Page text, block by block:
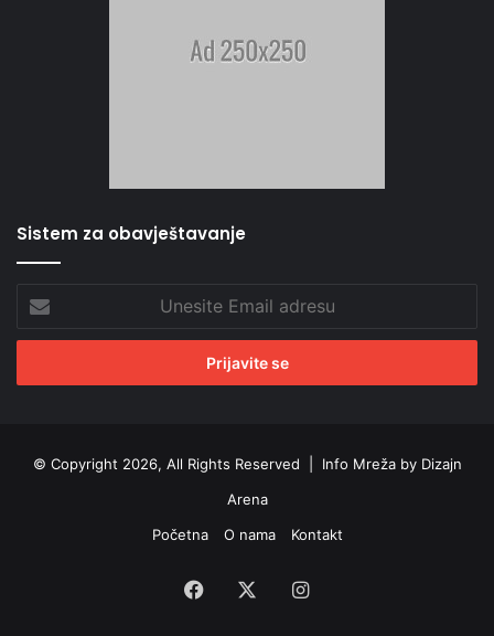
Sistem za obavještavanje
Unesite
Email
adresu
© Copyright 2026, All Rights Reserved | Info Mreža by Dizajn
Arena
Početna
O nama Kontakt
Facebook Instagram